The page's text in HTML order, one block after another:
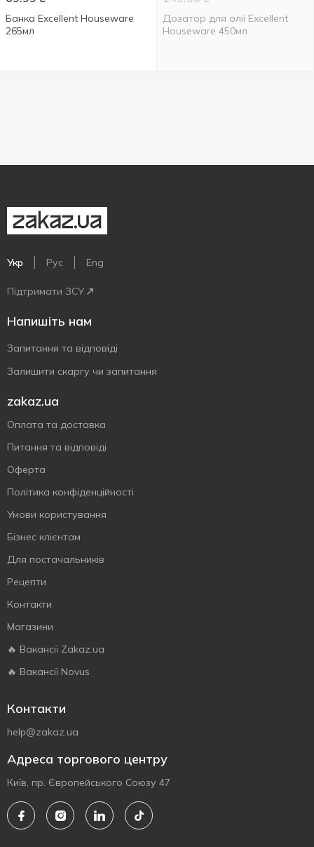
Банка Excellent Houseware
265мл
Дозатор для олії Excellent
Houseware 450мл
Укр Рус Eng
Підтримати ЗСУ
Напишіть нам
Запитання та відповіді
Залишити скаргу чи запитання
zakaz.ua
Оплата та доставка
Питання та відповіді
Оферта
Політика конфіденційності
Умови користування
Бізнес клієнтам
Для постачальників
Рецепти
Контакти
Магазини
🔥 Вакансії Zakaz.ua
🔥 Вакансії Novus
Контакти
help@zakaz.ua
Адреса торгового центру
Київ, пр. Європейського Союзу 47